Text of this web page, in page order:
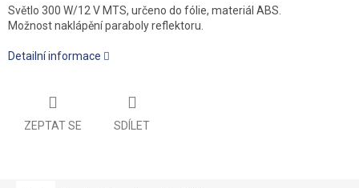
Světlo 300 W/12 V MTS, určeno do fólie, materiál ABS.
Možnost naklápění paraboly reflektoru.
Detailní informace
ZEPTAT SE SDÍLET